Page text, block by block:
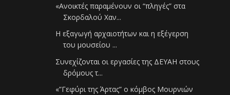
«Ανοικτές παραμένουν οι “πληγές” στα
Σκορδαλού Χαν...
Η εξαγωγή αρχαιοτήτων και η εξέγερση
του μουσείου ...
Συνεχίζονται οι εργασίες της ΔΕΥΑΗ στους
δρόμους τ...
«”Γεφύρι της Άρτας” ο κόμβος Μουρνιών